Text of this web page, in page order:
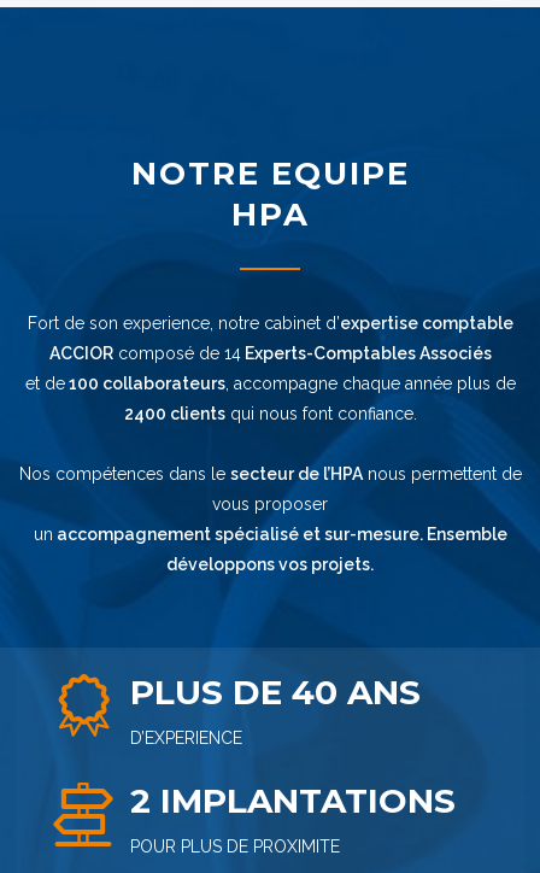
NOTRE EQUIPE
HPA
Fort de son experience, notre cabinet d’expertise comptable
ACCIORcomposé de 14Experts-Comptables Associés
et de100 collaborateurs, accompagne chaque année plus de
2400 clientsqui nous font confiance.
Nos compétences dans le secteur de l’HPAnous permettent de
vous proposer
un accompagnement spécialisé et sur-mesure. Ensemble
développons vos projets.
PLUS DE 40 ANS
D’EXPERIENCE
2 IMPLANTATIONS
POUR PLUS DE PROXIMITE